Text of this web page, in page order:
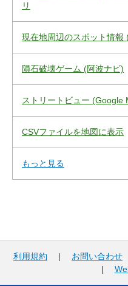
リ
現在地周辺のスポット情報
隕石破壊ゲーム (阿波ナビ)
ストリートビュー (Google
CSVファイルを地図に表示
もっと見る
利用規約 | お問い合わせ
|